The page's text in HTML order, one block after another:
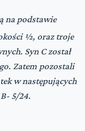
na podstawie
½, oraz troje
Syn C został
Zatem pozostali
w następujących
5/24.